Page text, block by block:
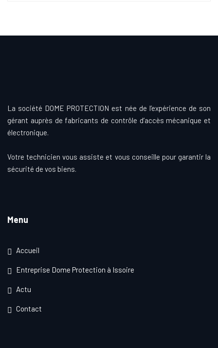
La société DOME PROTECTION est née de l’expérience de son
gérant auprès de fabricants de contrôle d’accès mécanique et
électronique.
Votre technicien vous assiste et vous conseille pour garantir la
sécurité de vos biens.
Menu
Accueil
Entreprise Dome Protection à Issoire
Actu
Contact